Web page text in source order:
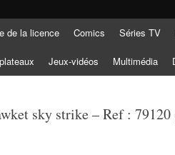
des Tortues Ninja !
de la licence Comics Séries TV
Jeux-vidéos Multimédia
sky strike – Ref :